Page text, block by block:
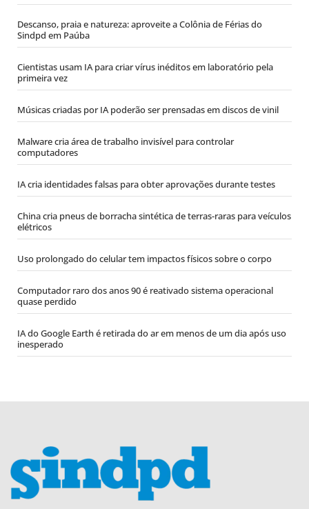
Descanso, praia e natureza: aproveite a Colônia de Férias do
Sindpd em Paúba
Cientistas usam IA para criar vírus inéditos em laboratório pela
primeira vez
Músicas criadas por IA poderão ser prensadas em discos de vinil
Malware cria área de trabalho invisível para controlar
computadores
IA cria identidades falsas para obter aprovações durante testes
China cria pneus de borracha sintética de terras-raras para veículos
elétricos
Uso prolongado do celular tem impactos físicos sobre o corpo
Computador raro dos anos 90 é reativado sistema operacional
quase perdido
IA do Google Earth é retirada do ar em menos de um dia após uso
inesperado